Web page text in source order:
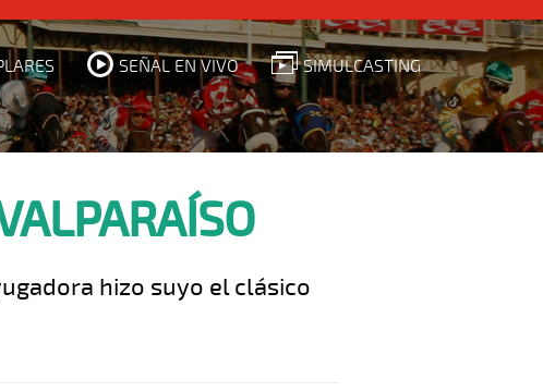
SEÑAL EN VIVO SIMULCASTING
hizo suyo el clásico